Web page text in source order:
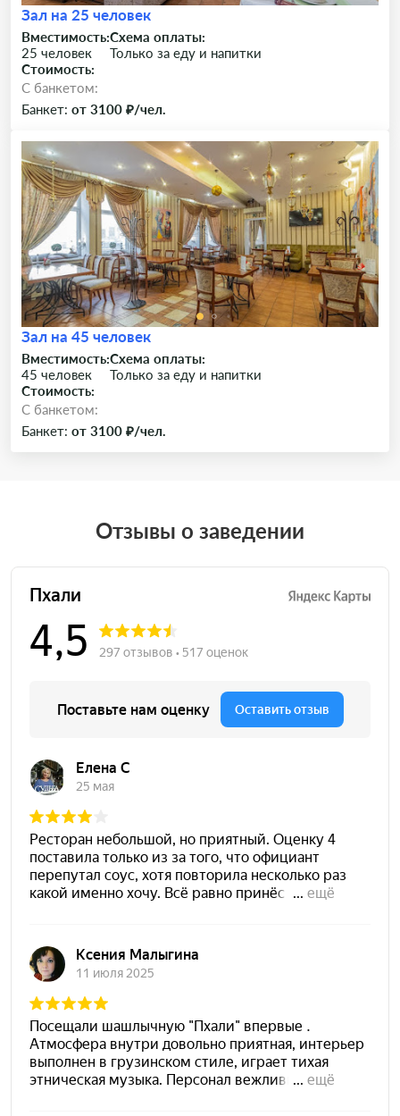
Зал на 25 человек
Вместимость:
25 человек
Схема оплаты:
Только за еду и напитки
Стоимость:
C банкетом:
Банкет: от 3100 ₽/чел.
Зал на 45 человек
Вместимость:
45 человек
Схема оплаты:
Только за еду и напитки
Стоимость:
C банкетом:
Банкет: от 3100 ₽/чел.
Отзывы о заведении